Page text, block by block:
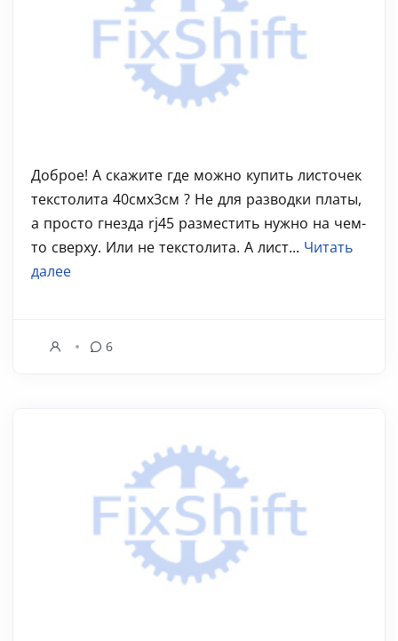
Доброе! А скажите где можно купить листочек
текстолита 40смх3см ? Не для разводки платы,
а просто гнезда rj45 разместить нужно на чем-
то сверху. Или не текстолита. А лист... Читать
далее
6